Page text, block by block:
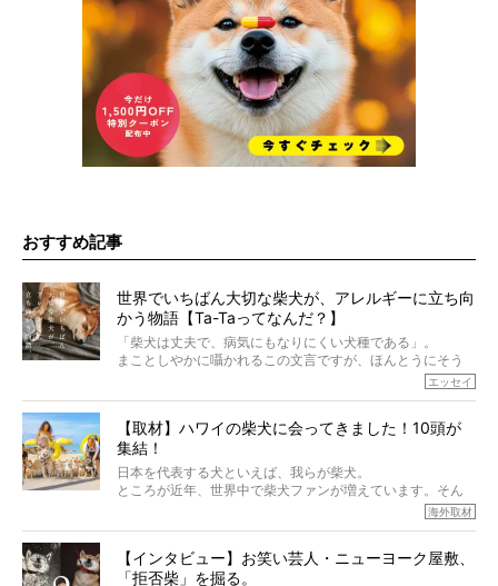
おすすめ記事
世界でいちばん大切な柴犬が、アレルギーに立ち向
かう物語【Ta-Taってなんだ？】
「柴犬は丈夫で、病気にもなりにくい犬種である」。
まことしやかに囁かれるこの文言ですが、ほんとうにそう
でも、いざそれぞれの個体を見ていくと、丈夫で病気にも
なりにくい、とは言えないような気もするのです。
実際に「病気にならない」などということはないし、飼い
主はそのためにやるべきことがある。
今回は、柴犬に関わる方たちすべてに読んで欲しい、ある
語でした。
エッセイ
【取材】ハワイの柴犬に会ってきました！10頭が
集結！
日本を代表する犬といえば、我らが柴犬。
ところが近年、世界中で柴犬ファンが増えています。そん
な中「柴犬ライフ」が目をつけたのは、南の楽園ハワイ。
そんな噂を聞きつけ、今回はハワイの柴犬たちを取材して
きました！
海外取材
【インタビュー】お笑い芸人・ニューヨーク屋敷、
「拒否柴」を掘る。